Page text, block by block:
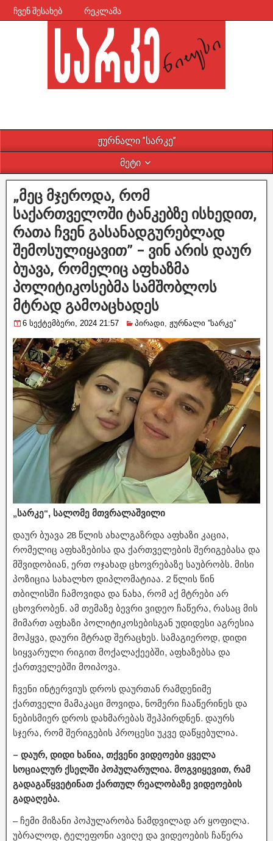
ჩვენ შესახებ რეკლამა
ჟურნალი ”სარკე”
მეტი
„მეც მჯეროდა, რომ
საქართველოში ტანკებზე ისხედით,
რათა ჩვენ გასანადგურებლად
შემოსულიყავით” – ვინ არის დაურ
ბუავა, რომელიც აფხაზმა
პოლიტიკოსებმა სამშობლოს
მტრად გამოაცხადეს
6 სექტემბერი, 2024 21:57 პირადი, ჟურნალი ”სარკე”
„სარკე“, სალომე მთვრალაშვილი
დაურ ბუავა 28 წლის ახალგაზრდა აფხაზი კაცია,
რომელიც აფხაზებისა და ქართველების შერიგებასა და
მშვიდობიან, ერთ ოჯახად ცხოვრებაზე საუბრობს. მისი
პოზიცია სახალხო დიპლომატიაა. 2 წლის წინ
თბილისში ჩამოვიდა და ნახა, რომ აქ მტრები არ
ცხოვრობენ. ამ თემაზე ბევრი ვიდეო ჩაწერა, რასაც მის
მიმართ აფხაზი პოლიტიკოსებისგან უდიდესი აგრესია
მოჰყვა, დაური მტრად შერაცხეს. სამაგიეროდ, დიდი
სიყვარული რიგით მოქალაქეებში, აფხაზებსა და
ქართველებში მოიპოვა.
ჩვენი ინტერვიუს დროს დაურთან რამდენიმე
ქართველი მამაკაცი მოვიდა, ნომერი ჩააწერინეს და
ნებისმიერ დროს დახმარებას შეჰპირდნენ. დაურს
სჯერა, რომ შერიგების პროცესი უკვე დაწყებულია.
– დაურ, დიდი ხანია, თქვენი ვიდეოები ყველა
სოციალურ ქსელში პოპულარულია. მოგვიყევით, რამ
გადაგაწყვეტინათ ქართულ რეალობაზე ვიდეოების
გადაღება.
– ჩემი მიზანი პოპულარობა ნამდვილად არ ყოფილა.
უბრალოდ, ტელეფონი ავიღე და ვიდეოების ჩაწერა